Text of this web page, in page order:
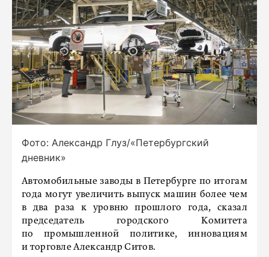
Фото: Александр Глуз/«Петербургский
дневник»
Автомобильные заводы в Петербурге по итогам
года могут увеличить выпуск машин более чем
в два раза к уровню прошлого года, сказал
председатель городского Комитета
по промышленной политике, инновациям
и торговле Александр Ситов.